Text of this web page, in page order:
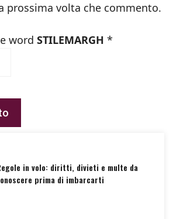
prossima volta che commento.
word STILEMARGH *
in volo: diritti, divieti e multe da
prima di imbarcarti